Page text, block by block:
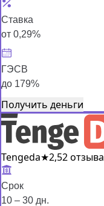
Ставка
от 0,29%
ГЭСВ
до 179%
Получить деньги
Tengeda★2,52 отзыва
Срок
10 – 30 дн.